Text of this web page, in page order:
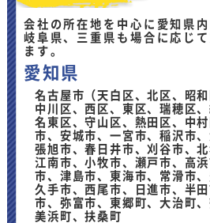
会社の所在地を中心に愛知県
岐阜県、三重県も場合に応じ
ます。
愛知県
名古屋市（天白区、北区、昭
中川区、西区、東区、瑞穂区
名東区、守山区、熱田区、中
市、安城市、一宮市、稲沢市
張旭市、春日井市、刈谷市、
江南市、小牧市、瀬戸市、高
市、津島市、東海市、常滑市
久手市、西尾市、日進市、半
市、弥富市、東郷町、大治町
美浜町、扶桑町